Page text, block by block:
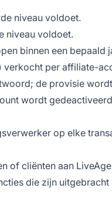
niveau voldoet.
niveau voldoet.
binnen een bepaald
per affiliate-
de provisie
wordt
op elke
of cliënten aan
die zijn